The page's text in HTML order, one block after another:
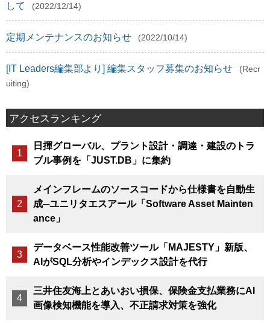
して
(2022/12/14)
定期メンテナンスのお知らせ (2022/10/14)
[IT Leaders編集部より] 編集スタッフ募集のお知らせ
(Recr
uiting)
アクセスランキング
日揮グローバル、プラント設計・調達・建設のトラ
ブル事例を「JUST.DB」に集約
メインフレームのソースコードから仕様書を自動生
成─ユニリタエスアール「Software Asset Mainten
ance」
データベース性能改善ツール「MAJESTY」新版、
AIがSQL分析やインデックス設計を代行
三井住友海上とあいおい損保、保険金支払業務にAI
画像検知機能を導入、不正請求対策を強化